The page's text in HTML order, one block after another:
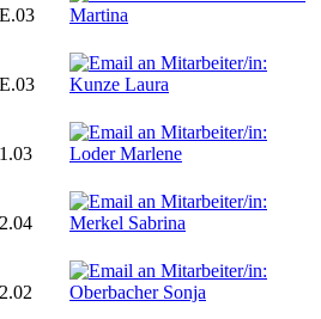
E.03
E.03
1.03
2.04
2.02